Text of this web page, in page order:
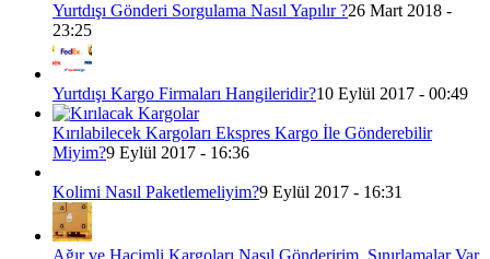
Yurtdışı Gönderi Sorgulama Nasıl Yapılır ?26 Mart 2018 -
23:25
Yurtdışı Kargo Firmaları Hangileridir?10 Eylül 2017 - 00:49
Kırılabilecek Kargoları Ekspres Kargo İle Gönderebilir
Miyim?9 Eylül 2017 - 16:36
Kolimi Nasıl Paketlemeliyim?9 Eylül 2017 - 16:31